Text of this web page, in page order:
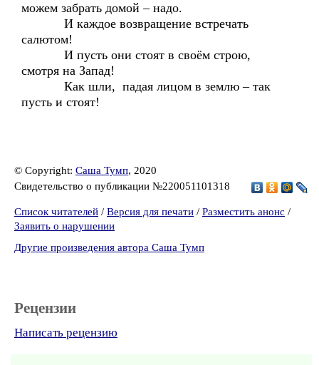
можем забрать домой – надо.
И каждое возвращение встречать
салютом!
И пусть они стоят в своём строю,
смотря на Запад!
Как шли, падая лицом в землю – так
пусть и стоят!
© Copyright: Саша Тумп, 2020
Свидетельство о публикации №220051101318
Список читателей / Версия для печати / Разместить анонс /
Заявить о нарушении
Другие произведения автора Саша Тумп
Рецензии
Написать рецензию